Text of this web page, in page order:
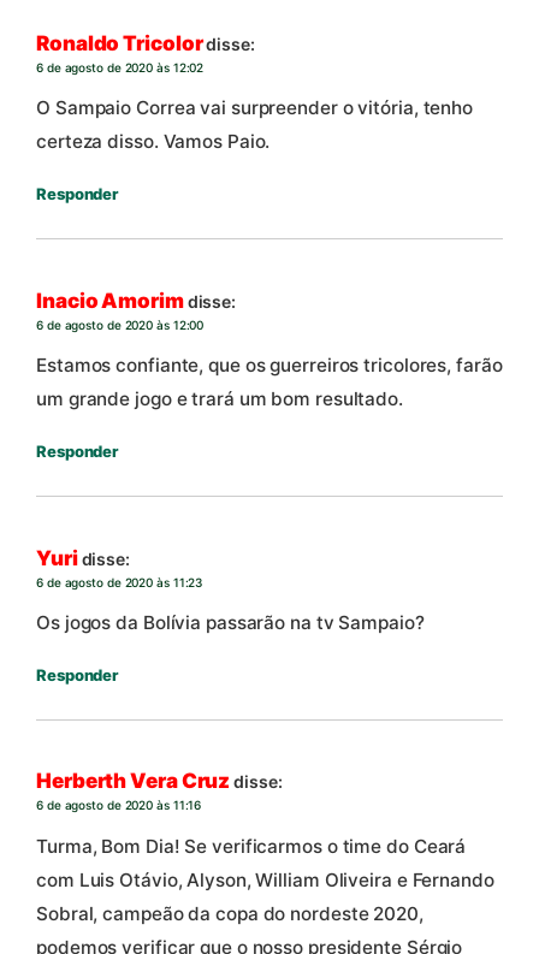
Ronaldo Tricolordisse:
6 de agosto de 2020 às 12:02
O Sampaio Correa vai surpreender o vitória, tenho
certeza disso. Vamos Paio.
Responder
Inacio Amorimdisse:
6 de agosto de 2020 às 12:00
Estamos confiante, que os guerreiros tricolores, farão
um grande jogo e trará um bom resultado.
Responder
Yuridisse:
6 de agosto de 2020 às 11:23
Os jogos da Bolívia passarão na tv Sampaio?
Responder
Herberth Vera Cruz disse:
6 de agosto de 2020 às 11:16
Turma, Bom Dia! Se verificarmos o time do Ceará
com Luis Otávio, Alyson, William Oliveira e Fernando
Sobral, campeão da copa do nordeste 2020,
podemos verificar que o nosso presidente Sérgio